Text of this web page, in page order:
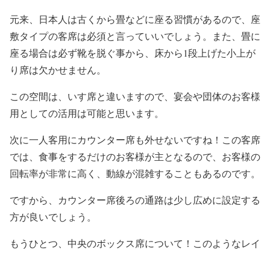
元来、日本人は古くから畳などに座る習慣があるので、座
敷タイプの客席は必須と言っていいでしょう。また、畳に
座る場合は必ず靴を脱ぐ事から、床から1段上げた小上が
り席は欠かせません。
この空間は、いす席と違いますので、宴会や団体のお客様
用としての活用は可能と思います。
次に一人客用にカウンター席も外せないですね！この客席
では、食事をするだけのお客様が主となるので、お客様の
回転率が非常に高く、動線が混雑することもあるのです。
ですから、カウンター席後ろの通路は少し広めに設定する
方が良いでしょう。
もうひとつ、中央のボックス席について！このようなレイ